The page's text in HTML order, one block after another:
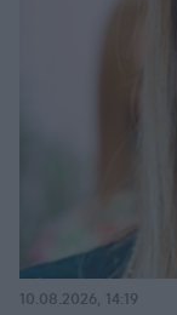
10.08.2026, 14:19